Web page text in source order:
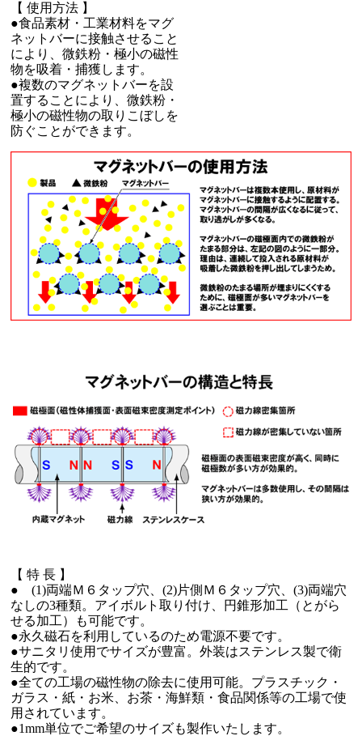
【 使用方法 】
●食品素材・工業材料をマグ
ネットバーに接触させること
により、微鉄粉・極小の磁性
物を吸着・捕獲します。
●複数のマグネットバーを設
置することにより、微鉄粉・
極小の磁性物の取りこぼしを
防ぐことができます。
【 特 長 】
● (1)両端Ｍ６タップ穴、(2)片側Ｍ６タップ穴、(3)両端穴
なしの3種類。アイボルト取り付け、円錐形加工（とがら
せる加工）も可能です。
●永久磁石を利用しているのため電源不要です。
●サニタリ使用でサイズが豊富。外装はステンレス製で衛
生的です。
●全ての工場の磁性物の除去に使用可能。プラスチック・
ガラス・紙・お米、お茶・海鮮類・食品関係等の工場で使
用されています。
●1mm単位でご希望のサイズも製作いたします。